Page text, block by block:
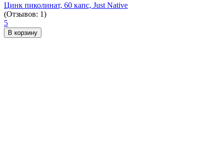
Цинк пиколинат, 60 капс, Just Native
(Отзывов: 1)
5
В корзину